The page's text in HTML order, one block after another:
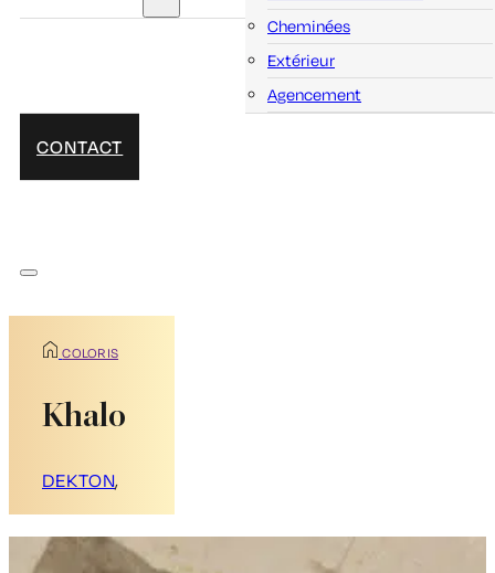
Cheminées
Extérieur
Agencement
CONTACT
COLORIS
Khalo
DEKTON